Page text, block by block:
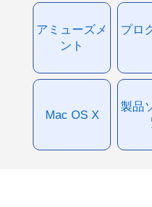
アミューズメ
ント
プロ
Mac OS X
製品